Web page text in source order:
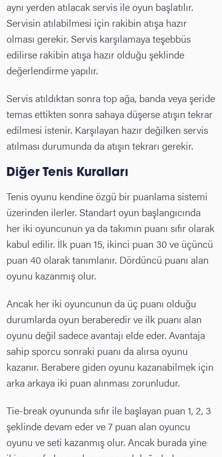
aynı yerden atılacak servis ile oyun başlatılır.
Servisin atılabilmesi için rakibin atışa hazır
olması gerekir. Servis karşılamaya teşebbüs
edilirse rakibin atışa hazır olduğu şeklinde
değerlendirme yapılır.
Servis atıldıktan sonra top ağa, banda veya şeride
temas ettikten sonra sahaya düşerse atışın tekrar
edilmesi istenir. Karşılayan hazır değilken servis
atılması durumunda da atışın tekrarı gerekir.
Diğer Tenis Kuralları
Tenis oyunu kendine özgü bir puanlama sistemi
üzerinden ilerler. Standart oyun başlangıcında
her iki oyuncunun ya da takımın puanı sıfır olarak
kabul edilir. İlk puan 15, ikinci puan 30 ve üçüncü
puan 40 olarak tanımlanır. Dördüncü puanı alan
oyunu kazanmış olur.
Ancak her iki oyuncunun da üç puanı olduğu
durumlarda oyun beraberedir ve ilk puanı alan
oyunu değil sadece avantajı elde eder. Avantaja
sahip sporcu sonraki puanı da alırsa oyunu
kazanır. Berabere giden oyunu kazanabilmek için
arka arkaya iki puan alınması zorunludur.
Tie-break oyununda sıfır ile başlayan puan 1, 2, 3
şeklinde devam eder ve 7 puan alan oyuncu
oyunu ve seti kazanmış olur. Ancak burada yine